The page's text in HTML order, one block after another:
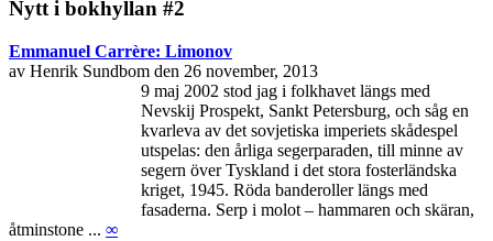
Nytt i bokhyllan #2
Emmanuel Carrère: Limonov
av Henrik Sundbom den 26 november, 2013
9 maj 2002 stod jag i folkhavet längs med
Nevskij Prospekt, Sankt Petersburg, och såg en
kvarleva av det sovjetiska imperiets skådespel
utspelas: den årliga segerparaden, till minne av
segern över Tyskland i det stora fosterländska
kriget, 1945. Röda banderoller längs med
fasaderna. Serp i molot – hammaren och skäran,
åtminstone ... ∞